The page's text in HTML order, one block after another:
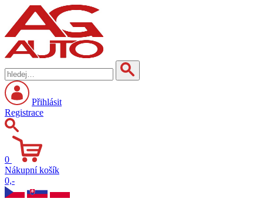
Přihlásit
Registrace
0
Nákupní košík
0,-